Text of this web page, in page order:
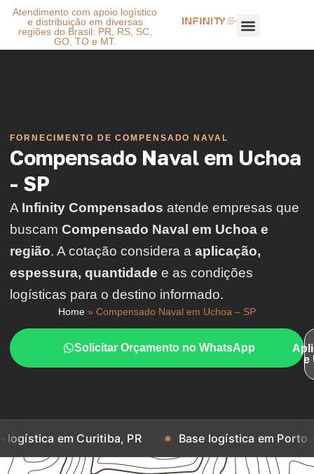
Atendimento com apoio logístico
e distribuição em diversas
regiões do Brasil: PR, RS, SC,
GO, TO e MT.
FORNECIMENTO DE COMPENSADO NAVAL
Compensado Naval em Uchoa
- SP
A Infinity Compensados atende empresas que
buscam Compensado Naval em Uchoa e
região. A cotação considera a aplicação,
espessura, quantidade e as condições
logísticas para o destino informado.
Home » Compensado Naval em Uchoa – SP
Solicitar Orçamento no WhatsApp
e
em Curitiba, PR Base logística em Porto Alegre,